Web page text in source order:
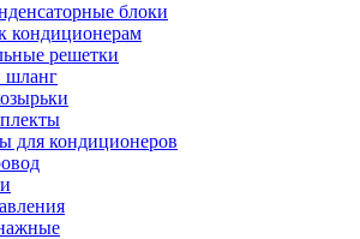
блоки
кондиционерам
решетки
шланг
для кондиционеров